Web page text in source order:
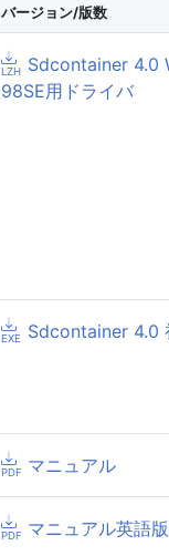
バージョン/版数
Sdcontainer 4.0
98SE用ドライバ
Sdcontainer 4.0
マニュアル
マニュアル英語版